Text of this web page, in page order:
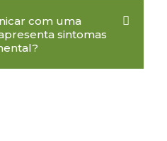
com uma
sintomas